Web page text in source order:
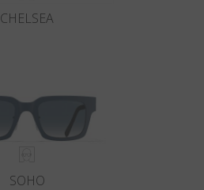
CHELSEA
SOHO